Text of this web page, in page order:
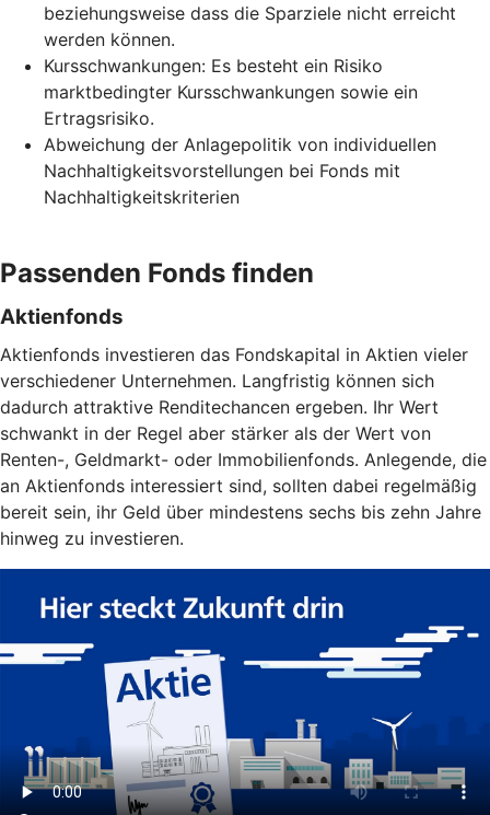
beziehungsweise dass die Sparziele nicht erreicht
werden können.
Kursschwankungen: Es besteht ein Risiko
marktbedingter Kursschwankungen sowie ein
Ertragsrisiko.
Abweichung der Anlagepolitik von individuellen
Nachhaltigkeitsvorstellungen bei Fonds mit
Nachhaltigkeitskriterien
Passenden Fonds finden
Aktienfonds
Aktienfonds investieren das Fondskapital in Aktien vieler
verschiedener Unternehmen. Langfristig können sich
dadurch attraktive Renditechancen ergeben. Ihr Wert
schwankt in der Regel aber stärker als der Wert von
Renten-, Geldmarkt- oder Immobilienfonds. Anlegende, die
an Aktienfonds interessiert sind, sollten dabei regelmäßig
bereit sein, ihr Geld über mindestens sechs bis zehn Jahre
hinweg zu investieren.